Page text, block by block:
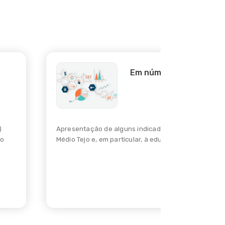
Em números
Apresentação de alguns indicadores relativos ao
Médio Tejo e, em particular, à educação na região.